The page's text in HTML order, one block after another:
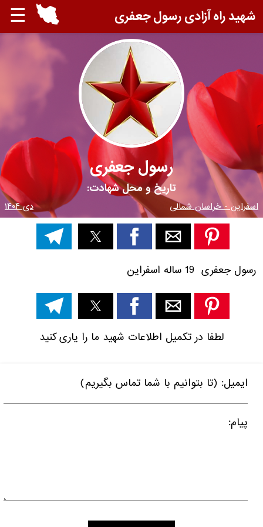
☰ شهید راه آزادی رسول جعفری
رسول جعفری
تاریخ و محل شهادت:
اسفراین - خراسان شمالی دی ۱۴۰۴
رسول جعفری 19 ساله اسفراین
لطفا در تکمیل اطلاعات شهید ما را یاری کنید
ایمیل: (تا بتوانیم با شما تماس بگیریم)
پیام: